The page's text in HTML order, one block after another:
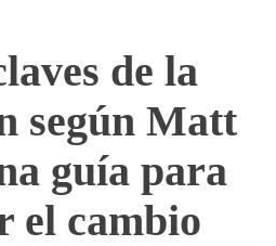
de la
según Matt
guía para
el cambio